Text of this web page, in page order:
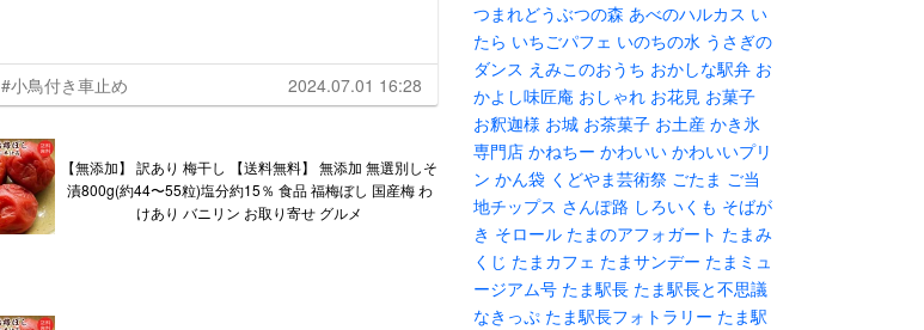
#小鳥付き車止め 2024.07.01 16:28
【無添加】 訳あり 梅干し 【送料無料】 無添加 無選別しそ
漬800g(約44〜55粒)塩分約15％ 食品 福梅ぼし 国産梅 わ
けあり バニリン お取り寄せ グルメ
つまれどうぶつの森 あべのハルカス い
たら いちごパフェ いのちの水 うさぎの
ダンス えみこのおうち おかしな駅弁 お
かよし味匠庵 おしゃれ お花見 お菓子
お釈迦様 お城 お茶菓子 お土産 かき氷
専門店 かねちー かわいい かわいいプリ
ン かん袋 くどやま芸術祭 ごたま ご当
地チップス さんぽ路 しろいくも そばが
き そロール たまのアフォガート たまみ
くじ たまカフェ たまサンデー たまミュ
ージアム号 たま駅長 たま駅長と不思議
なきっぷ たま駅長フォトラリー たま駅